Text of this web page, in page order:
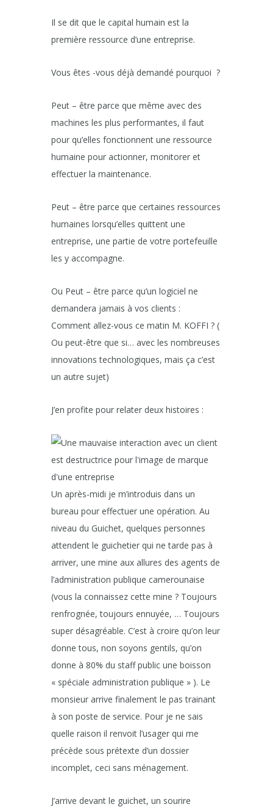
Il se dit que le capital humain est la
première ressource d’une entreprise.
Vous êtes -vous déjà demandé pourquoi ?
Peut – être parce que même avec des
machines les plus performantes, il faut
pour qu’elles fonctionnent une ressource
humaine pour actionner, monitorer et
effectuer la maintenance.
Peut – être parce que certaines ressources
humaines lorsqu’elles quittent une
entreprise, une partie de votre portefeuille
les y accompagne.
Ou Peut – être parce qu’un logiciel ne
demandera jamais à vos clients :
Comment allez-vous ce matin M. KOFFI ? (
Ou peut-être que si… avec les nombreuses
innovations technologiques, mais ça c’est
un autre sujet)
J’en profite pour relater deux histoires :
Un après-midi je m’introduis dans un
bureau pour effectuer une opération. Au
niveau du Guichet, quelques personnes
attendent le guichetier qui ne tarde pas à
arriver, une mine aux allures des agents de
l’administration publique camerounaise
(vous la connaissez cette mine ? Toujours
renfrognée, toujours ennuyée, … Toujours
super désagréable. C’est à croire qu’on leur
donne tous, non soyons gentils, qu’on
donne à 80% du staff public une boisson
« spéciale administration publique » ). Le
monsieur arrive finalement le pas trainant
à son poste de service. Pour je ne sais
quelle raison il renvoit l’usager qui me
précède sous prétexte d’un dossier
incomplet, ceci sans ménagement.
J’arrive devant le guichet, un sourire